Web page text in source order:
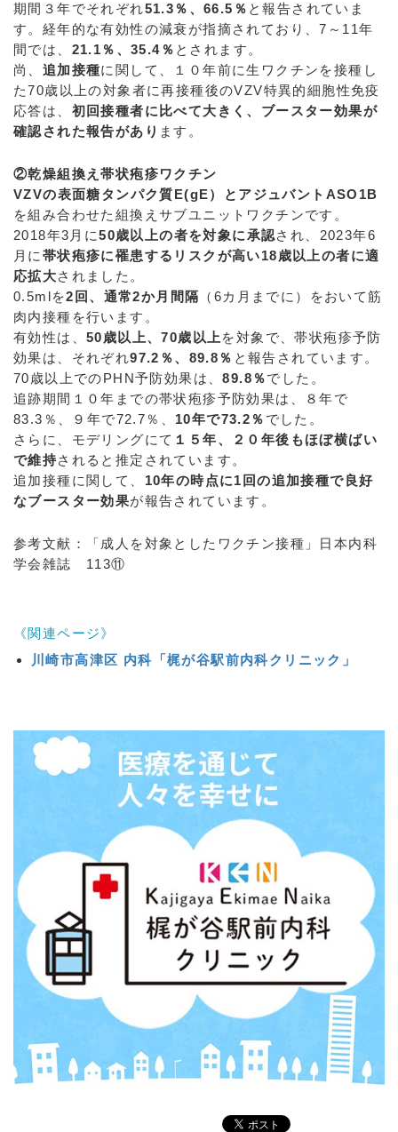
期間３年でそれぞれ51.3％、66.5％ と報告されていま
す。経年的な有効性の減衰が指摘されており、7～11年
間では、 21.1％、35.4％ とされます。
尚、 追加接種に関して、１０年前に生ワクチンを接種し
た70歳以上の対象者に再接種後のVZV特異的細胞性免疫
応答は、 初回接種者に比べて大きく、ブースター効果が
確認された報告があり ます。
②乾燥組換え帯状疱疹ワクチン
VZVの表面糖タンパク質E(gE）とアジュバントASO1B
を組み合わせた組換えサブユニットワクチンです。
2018年3月に50歳以上の者を対象に承認され、2023年6
月に 帯状疱疹に罹患するリスクが高い18歳以上の者に適
応拡大されました。
0.5mlを2回、通常2か月間隔 （6カ月までに）をおいて筋
肉内接種を行います。
有効性は、 50歳以上、70歳以上 を対象で、帯状疱疹予防
効果は、それぞれ97.2％、89.8％ と報告されています。
70歳以上でのPHN予防効果は、89.8％でした。
追跡期間１０年までの帯状疱疹予防効果は、８年で
83.3％、９年で72.7％、 10年で73.2％ でした。
さらに、モデリングにて １５年、２０年後もほぼ横ばい
で維持されると推定されています。
追加接種に関して、 10年の時点に1回の追加接種で良好
なブースター効果が報告されています。
参考文献：「成人を対象としたワクチン接種」日本内科
学会雑誌 113⑪
《関連ページ》
川崎市高津区 内科「梶が谷駅前内科クリニック」